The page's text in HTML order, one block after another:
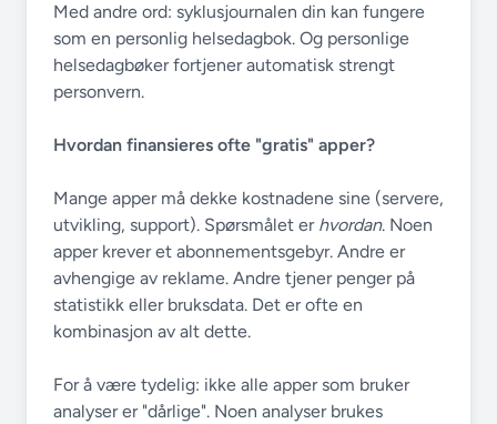
Med andre ord: syklusjournalen din kan fungere
som en personlig helsedagbok. Og personlige
helsedagbøker fortjener automatisk strengt
personvern.
Hvordan finansieres ofte "gratis" apper?
Mange apper må dekke kostnadene sine (servere,
utvikling, support). Spørsmålet er hvordan. Noen
apper krever et abonnementsgebyr. Andre er
avhengige av reklame. Andre tjener penger på
statistikk eller bruksdata. Det er ofte en
kombinasjon av alt dette.
For å være tydelig: ikke alle apper som bruker
analyser er "dårlige". Noen analyser brukes